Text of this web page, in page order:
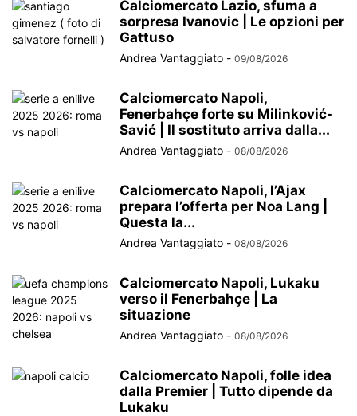
Calciomercato Lazio, sfuma a
sorpresa Ivanovic | Le opzioni per
Gattuso
Andrea Vantaggiato - 09/08/2026
Calciomercato Napoli,
Fenerbahçe forte su Milinković-
Savić | Il sostituto arriva dalla...
Andrea Vantaggiato - 08/08/2026
Calciomercato Napoli, l’Ajax
prepara l’offerta per Noa Lang |
Questa la...
Andrea Vantaggiato - 08/08/2026
Calciomercato Napoli, Lukaku
verso il Fenerbahçe | La
situazione
Andrea Vantaggiato - 08/08/2026
Calciomercato Napoli, folle idea
dalla Premier | Tutto dipende da
Lukaku